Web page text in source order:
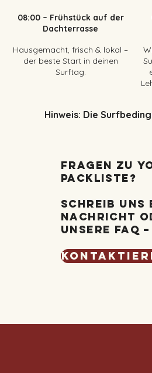
08:00 – Frühstück auf der
Dachterrasse
Hausgemacht, frisch & lokal –
der beste Start in deinen
Surftag.
Hinweis: Die
Fragen zu
Packliste?
Schreib uns
Nachricht
unsere